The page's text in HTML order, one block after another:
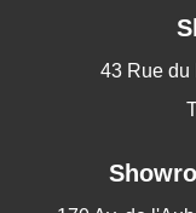
43 Rue du